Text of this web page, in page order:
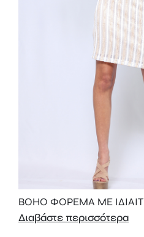
BOHO ΦΟΡΕΜΑ ΜΕ
Διαβάστε περισσότερα